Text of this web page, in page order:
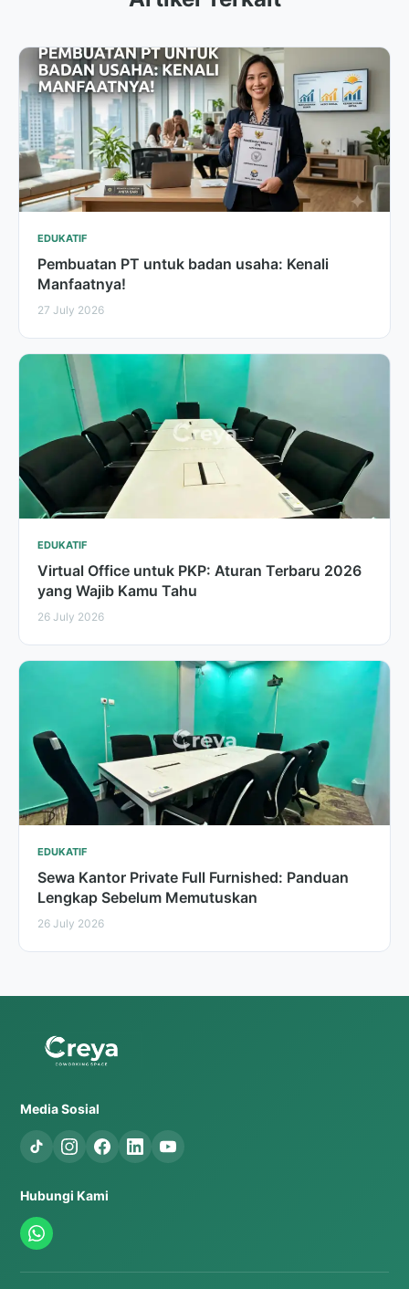
EDUKATIF
Pembuatan PT untuk badan usaha: Kenali
Manfaatnya!
27 July 2026
EDUKATIF
Virtual Office untuk PKP: Aturan Terbaru 2026
yang Wajib Kamu Tahu
26 July 2026
EDUKATIF
Sewa Kantor Private Full Furnished: Panduan
Lengkap Sebelum Memutuskan
26 July 2026
Media Sosial
Hubungi Kami